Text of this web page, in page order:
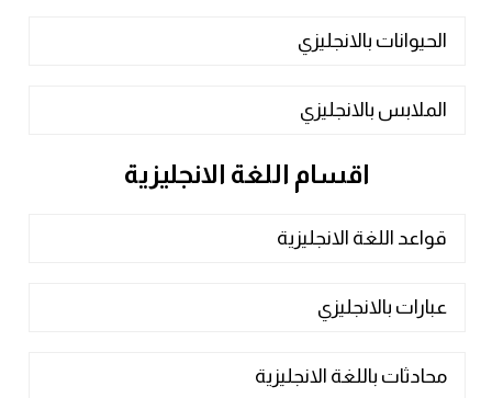
الحيوانات بالانجليزي
الملابس بالانجليزي
اقسام اللغة الانجليزية
قواعد اللغة الانجليزية
عبارات بالانجليزي
محادثات باللغة الانجليزية